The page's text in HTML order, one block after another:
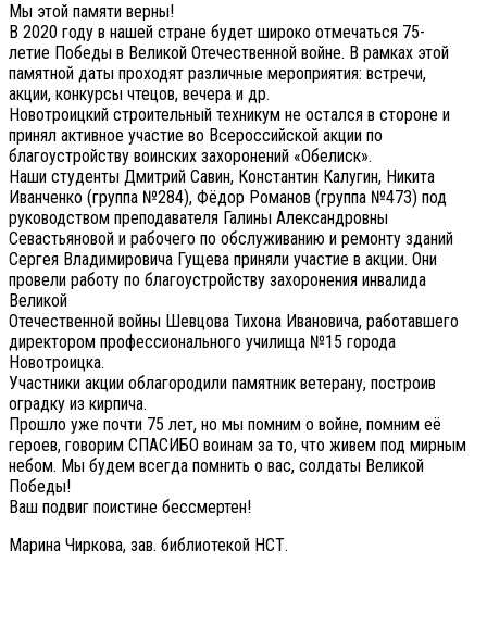
Мы этой памяти верны!
В 2020 году в нашей стране будет широко отмечаться 75-
летие Победы в Великой Отечественной войне. В рамках этой
памятной даты проходят различные мероприятия: встречи,
акции, конкурсы чтецов, вечера и др.
Новотроицкий строительный техникум не остался в стороне и
принял активное участие во Всероссийской акции по
благоустройству воинских захоронений «Обелиск».
Наши студенты Дмитрий Савин, Константин Калугин, Никита
Иванченко (группа №284), Фёдор Романов (группа №473) под
руководством преподавателя Галины Александровны
Севастьяновой и рабочего по обслуживанию и ремонту зданий
Сергея Владимировича Гущева приняли участие в акции. Они
провели работу по благоустройству захоронения инвалида
Великой
Отечественной войны Шевцова Тихона Ивановича, работавшего
директором профессионального училища №15 города
Новотроицка.
Участники акции облагородили памятник ветерану, построив
оградку из кирпича.
Прошло уже почти 75 лет, но мы помним о войне, помним её
героев, говорим СПАСИБО воинам за то, что живем под мирным
небом. Мы будем всегда помнить о вас, солдаты Великой
Победы!
Ваш подвиг поистине бессмертен!
Марина Чиркова, зав. библиотекой НСТ.